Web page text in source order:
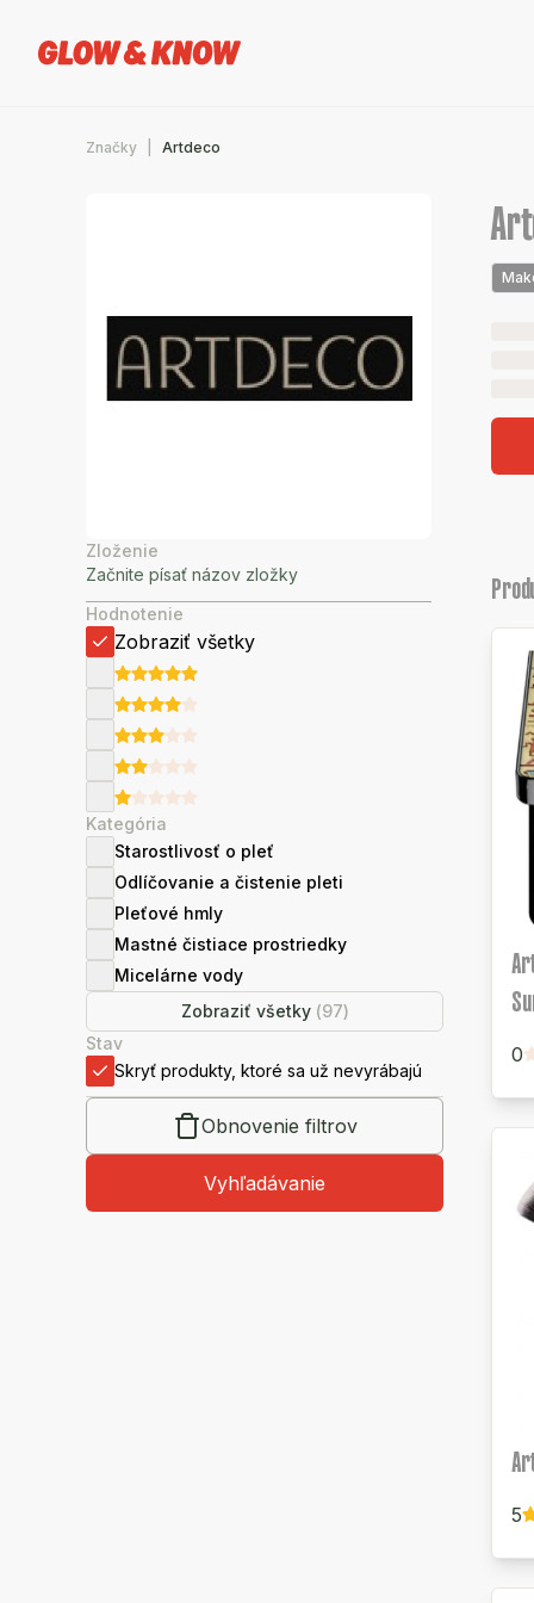
Značky Artdeco
Zloženie
Hodnotenie
Zobraziť všetky
Kategória
Starostlivosť o pleť
Odlíčovanie a čistenie pleti
Pleťové hmly
Mastné čistiace prostriedky
Micelárne vody
Zobraziť všetky (97)
Stav
Skryť produkty, ktoré sa už nevyrábajú
Obnovenie filtrov
Vyhľadávanie
0
5